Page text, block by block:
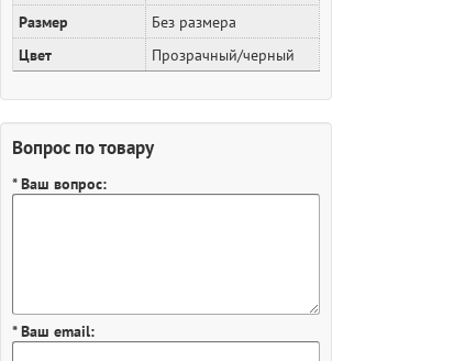
Размер
Без размера
Цвет
Прозрачный/черный
Вопрос по товару
* Ваш вопрос:
* Ваш email: